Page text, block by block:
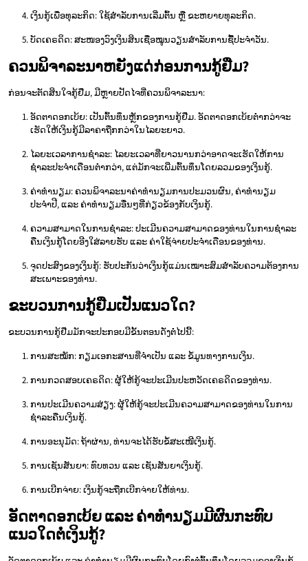
ເງິນກູ້ເພື່ອທຸລະກິດ: ໃຊ້ສຳລັບການເລີ່ມຕົ້ນ ຫຼື ຂະຫຍາຍທຸລະກິດ.
ບັດເຄຣດິດ: ສະໜອງວົງເງິນສິນເຊື່ອໝູນວຽນສຳລັບການຊື້ປະຈຳວັນ.
ຄວນພິຈາລະນາຫຍັງແດ່ກ່ອນການກູ້ຢືມ?
ກ່ອນຈະຕັດສິນໃຈກູ້ຢືມ, ມີຫຼາຍປັດໄຈທີ່ຄວນພິຈາລະນາ:
ອັດຕາດອກເບ້ຍ: ເປັນຕົ້ນທຶນຫຼັກຂອງການກູ້ຢືມ. ອັດຕາດອກເບ້ຍຕໍ່າກວ່າຈະ
ເຮັດໃຫ້ເງິນກູ້ມີລາຄາຖືກກວ່າໃນໄລຍະຍາວ.
ໄລຍະເວລາການຊຳລະ: ໄລຍະເວລາທີ່ຍາວນານກວ່າອາດຈະເຮັດໃຫ້ການ
ຊຳລະປະຈຳເດືອນຕໍ່າກວ່າ, ແຕ່ມັກຈະເພີ່ມຕົ້ນທຶນໂດຍລວມຂອງເງິນກູ້.
ຄ່າທຳນຽມ: ຄວນພິຈາລະນາຄ່າທຳນຽມການປະມວນຜົນ, ຄ່າທຳນຽມ
ປະຈຳປີ, ແລະ ຄ່າທຳນຽມອື່ນໆທີ່ກ່ຽວຂ້ອງກັບເງິນກູ້.
ຄວາມສາມາດໃນການຊຳລະ: ປະເມີນຄວາມສາມາດຂອງທ່ານໃນການຊຳລະ
ຄືນເງິນກູ້ໂດຍອີງໃສ່ລາຍຮັບ ແລະ ຄ່າໃຊ້ຈ່າຍປະຈຳເດືອນຂອງທ່ານ.
ຈຸດປະສົງຂອງເງິນກູ້: ຮັບປະກັນວ່າເງິນກູ້ແມ່ນເໝາະສົມສຳລັບຄວາມຕ້ອງການ
ສະເພາະຂອງທ່ານ.
ຂະບວນການກູ້ຢືມເປັນແນວໃດ?
ຂະບວນການກູ້ຢືມມັກຈະປະກອບມີຂັ້ນຕອນດັ່ງຕໍ່ໄປນີ້:
ການສະໝັກ: ກຽມເອກະສານທີ່ຈຳເປັນ ແລະ ຂໍ້ມູນທາງການເງິນ.
ການກວດສອບເຄຣດິດ: ຜູ້ໃຫ້ກູ້ຈະປະເມີນປະຫວັດເຄຣດິດຂອງທ່ານ.
ການປະເມີນຄວາມສ່ຽງ: ຜູ້ໃຫ້ກູ້ຈະປະເມີນຄວາມສາມາດຂອງທ່ານໃນການ
ຊຳລະຄືນເງິນກູ້.
ການອະນຸມັດ: ຖ້າຜ່ານ, ທ່ານຈະໄດ້ຮັບຂໍ້ສະເໜີເງິນກູ້.
ການເຊັນສັນຍາ: ທົບທວນ ແລະ ເຊັນສັນຍາເງິນກູ້.
ການເບີກຈ່າຍ: ເງິນກູ້ຈະຖືກເບີກຈ່າຍໃຫ້ທ່ານ.
ອັດຕາດອກເບ້ຍ ແລະ ຄ່າທຳນຽມມີຜົນກະທົບ
ແນວໃດຕໍ່ເງິນກູ້?